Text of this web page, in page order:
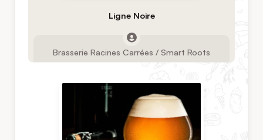
Ligne Noire
Brasserie Racines Carrées / Smart Roots